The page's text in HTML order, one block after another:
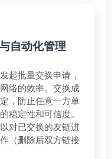
自动化管理
起批量交换申请，
络的效率。交换成
，防止任意一方单
稳定性和可信度。
对已交换的友链进
（删除后双方链接